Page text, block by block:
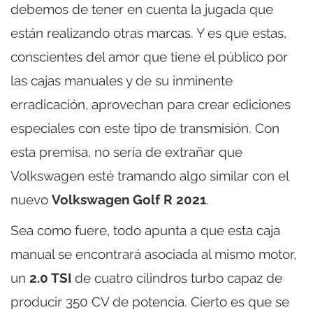
debemos de tener en cuenta la jugada que
están realizando otras marcas. Y es que estas,
conscientes del amor que tiene el público por
las cajas manuales y de su inminente
erradicación, aprovechan para crear ediciones
especiales con este tipo de transmisión. Con
esta premisa, no sería de extrañar que
Volkswagen esté tramando algo similar con el
nuevo Volkswagen Golf R 2021.
Sea como fuere, todo apunta a que esta caja
manual se encontrará asociada al mismo motor,
un 2.0 TSI de cuatro cilindros turbo capaz de
producir 350 CV de potencia. Cierto es que se